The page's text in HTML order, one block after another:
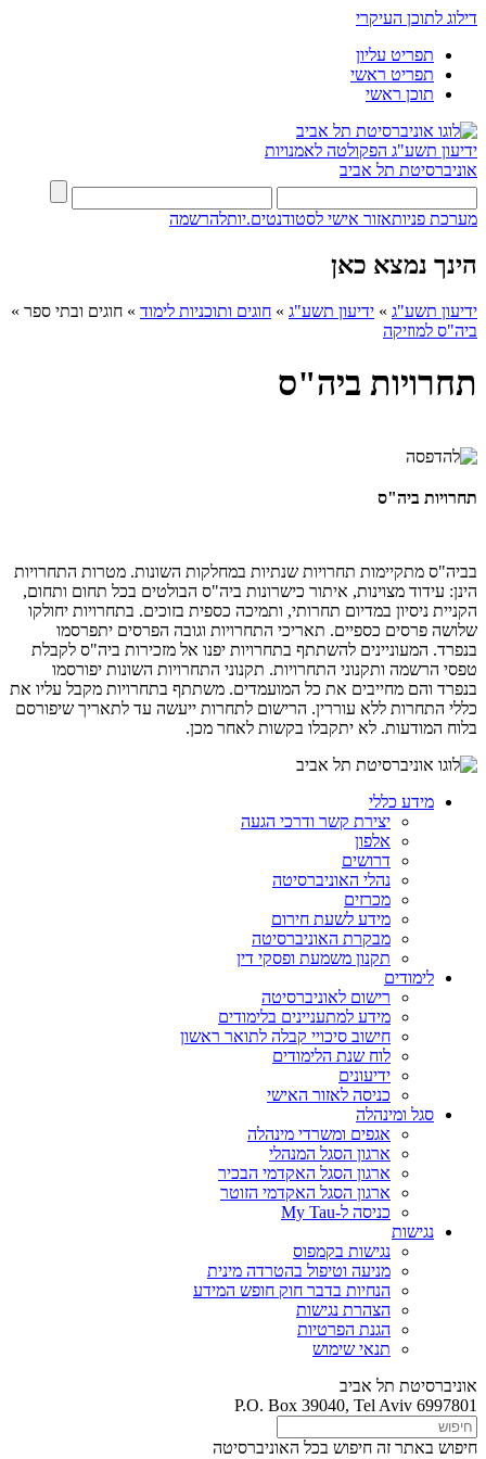
דילוג לתוכן העיקרי
תפריט עליון
תפריט ראשי
תוכן ראשי
ידיעון תשע"ג הפקולטה לאמנויות
אוניברסיטת תל אביב
מערכת פניותאזור אישי לסטודנטים.יותלהרשמה
הינך נמצא כאן
ידיעון תשע"ג » ידיעון תשע"ג » חוגים ותוכניות לימוד » חוגים ובתי ספר »
ביה"ס למוזיקה
תחרויות ביה"ס
תחרויות ביה"ס
בביה"ס מתקיימות תחרויות שנתיות במחלקות השונות. מטרות התחרויות
הינן: עידוד מצוינות, איתור כישרונות ביה"ס הבולטים בכל תחום ותחום,
הקניית ניסיון במדיום תחרותי, ותמיכה כספית בזוכים. בתחרויות יחולקו
שלושה פרסים כספיים. תאריכי התחרויות וגובה הפרסים יתפרסמו
בנפרד. המעוניינים להשתתף בתחרויות יפנו אל מזכירות ביה"ס לקבלת
טפסי הרשמה ותקנוני התחרויות. תקנוני התחרויות השונות יפורסמו
בנפרד והם מחייבים את כל המועמדים. משתתף בתחרויות מקבל עליו את
כללי התחרות ללא עוררין. הרישום לתחרות ייעשה עד לתאריך שיפורסם
בלוח המודעות. לא יתקבלו בקשות לאחר מכן.
מידע כללי
יצירת קשר ודרכי הגעה
אלפון
דרושים
נהלי האוניברסיטה
מכרזים
מידע לשעת חירום
מבקרת האוניברסיטה
תקנון משמעת ופסקי דין
לימודים
רישום לאוניברסיטה
מידע למתעניינים בלימודים
חישוב סיכויי קבלה לתואר ראשון
לוח שנת הלימודים
ידיעונים
כניסה לאזור האישי
סגל ומינהלה
אגפים ומשרדי מינהלה
ארגון הסגל המנהלי
ארגון הסגל האקדמי הבכיר
ארגון הסגל האקדמי הזוטר
כניסה ל-My Tau
נגישות
נגישות בקמפוס
מניעה וטיפול בהטרדה מינית
הנחיות בדבר חוק חופש המידע
הצהרת נגישות
הגנת הפרטיות
תנאי שימוש
אוניברסיטת תל אביב
P.O. Box 39040, Tel Aviv 6997801
חיפוש באתר זה חיפוש בכל האוניברסיטה